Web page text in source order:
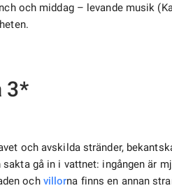
och middag – levande musik
3*
och avskilda stränder,
gå in i vattnet: ingången är
och villorna finns en annan